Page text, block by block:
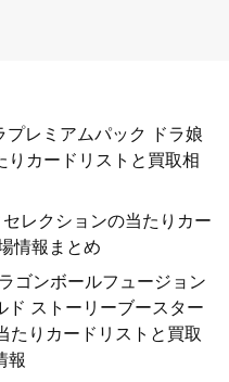
プレミアムパック ドラ娘
りカードリストと買取相
レクションの当たりカー
情報まとめ
ゴンボールフュージョン
ド ストーリーブースター
たりカードリストと買取
報